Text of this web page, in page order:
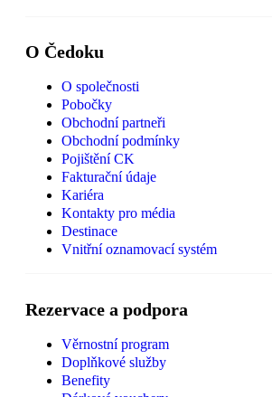
O Čedoku
O společnosti
Pobočky
Obchodní partneři
Obchodní podmínky
Pojištění CK
Fakturační údaje
Kariéra
Kontakty pro média
Destinace
Vnitřní oznamovací systém
Rezervace a podpora
Věrnostní program
Doplňkové služby
Benefity